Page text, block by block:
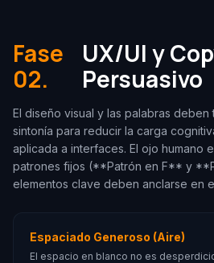
Fase
02.
UX/UI y
Persuasivo
El diseño visual y las palabras
sintonía para reducir la carga
aplicada a interfaces. El ojo humano
patrones fijos (**Patrón en F** y
elementos clave deben anclarse en
Espaciado Generoso (Aire)
El espacio en blanco no es